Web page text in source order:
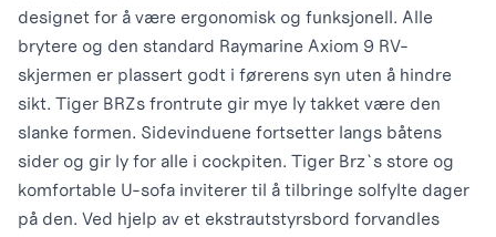
designet for å være ergonomisk og funksjonell. Alle
brytere og den standard Raymarine Axiom 9 RV-
skjermen er plassert godt i førerens syn uten å hindre
sikt. Tiger BRZs frontrute gir mye ly takket være den
slanke formen. Sidevinduene fortsetter langs båtens
sider og gir ly for alle i cockpiten. Tiger Brz`s store og
komfortable U-sofa inviterer til å tilbringe solfylte dager
på den. Ved hjelp av et ekstrautstyrsbord forvandles